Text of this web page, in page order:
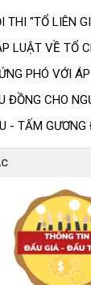
THI "TỔ LIÊN
LUẬT VỀ TỔ
PHÓ VỚI
ĐỒNG CHO
- TẤM